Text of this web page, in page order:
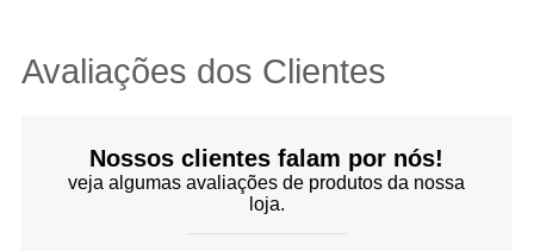
Avaliações dos Clientes
Nossos clientes falam por nós!
veja algumas avaliações de produtos da nossa
loja.